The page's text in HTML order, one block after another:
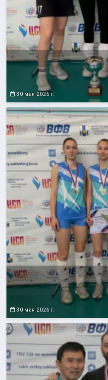
30 мая 2026 г.
30 мая 2026 г.